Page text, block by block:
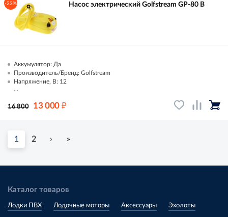
-23% Насос электрический Golfstream GP-80 B
Аккумулятор: Да
Производитель/Бренд: Golfstream
Напряжение, В: 12
...
16 800 13 000 ₽
1 2 › »
Каталог товаров
Лодки ПВХ Лодочные моторы Аксессуары Эхолоты